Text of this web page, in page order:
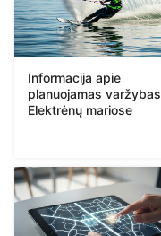
Informacija apie
planuojamas varžybas
Elektrėnų mariose